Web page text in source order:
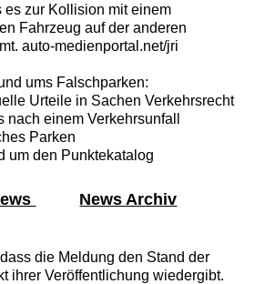
es zur Kollision mit einem
Fahrzeug auf der anderen
auto-medienportal.net/jri
ums Falschparken:
Urteile in Sachen Verkehrsrecht
einem Verkehrsunfall
Parken
um den Punktekatalog
News Archiv
die Meldung den Stand der
ihrer Veröffentlichung wiedergibt.